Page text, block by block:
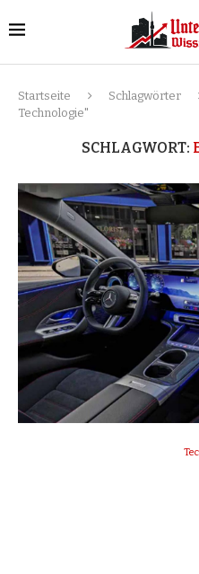
Startseite Schlagwörter
Technologie"
SCHLAGWORT: